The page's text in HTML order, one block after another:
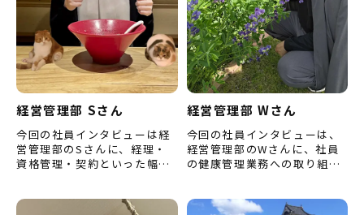
経営管理部 Sさん
今回の社員インタビューは経
営管理部のSさんに、経理・
資格管理・契約といった幅広
がいなどについてお話を伺い
経営管理部 Wさん
今回の社員インタビューは、
経営管理部のWさんに、社員
の健康管理業務への取り組み
た。 （※内容は取材当時のも